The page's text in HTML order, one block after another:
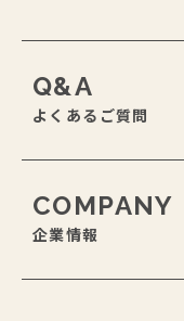
Q&A
よくあるご質問
COMPANY
企業情報